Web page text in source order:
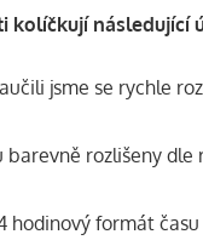
kolíčkují následující
jsme se rychle
barevně rozlišeny
hodinový formát